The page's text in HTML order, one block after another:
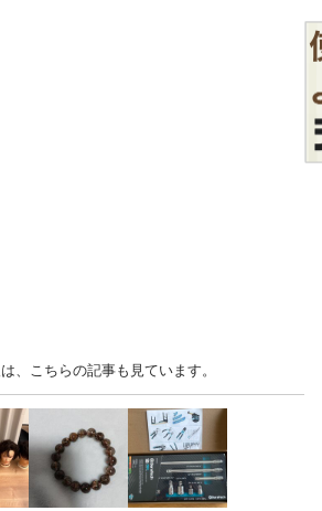
、こちらの記事も見ています。